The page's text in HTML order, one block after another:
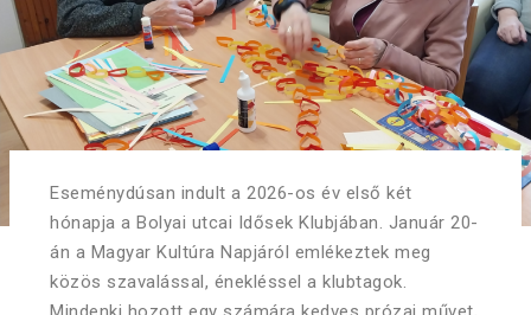
Eseménydúsan indult a 2026-os év első két
hónapja a Bolyai utcai Idősek Klubjában. Január 20-
án a Magyar Kultúra Napjáról emlékeztek meg
közös szavalással, énekléssel a klubtagok.